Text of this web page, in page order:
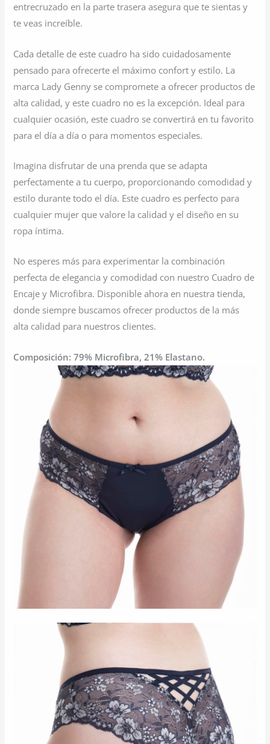
entrecruzado en la parte trasera asegura que te sientas y
te veas increíble.
Cada detalle de este cuadro ha sido cuidadosamente
pensado para ofrecerte el máximo confort y estilo. La
marca Lady Genny se compromete a ofrecer productos de
alta calidad, y este cuadro no es la excepción. Ideal para
cualquier ocasión, este cuadro se convertirá en tu favorito
para el día a día o para momentos especiales.
Imagina disfrutar de una prenda que se adapta
perfectamente a tu cuerpo, proporcionando comodidad y
estilo durante todo el día. Este cuadro es perfecto para
cualquier mujer que valore la calidad y el diseño en su
ropa íntima.
No esperes más para experimentar la combinación
perfecta de elegancia y comodidad con nuestro Cuadro de
Encaje y Microfibra. Disponible ahora en nuestra tienda,
donde siempre buscamos ofrecer productos de la más
alta calidad para nuestros clientes.
Composición: 79% Microfibra, 21% Elastano.